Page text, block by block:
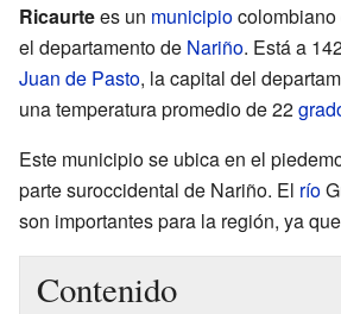
Ricaurtees un municipio
el departamento de Nariño. Está a
Juan de Pasto, la capital del
una temperatura promedio de 22
Este municipio se ubica en el
parte suroccidental de Nariño. El río
son importantes para la región, ya
Contenido